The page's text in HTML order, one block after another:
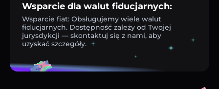
Wsparcie dla walut fiducjarnych:
Wsparcie fiat: Obsługujemy wiele walut
fiducjarnych. Dostępność zależy od Twojej
jurysdykcji — skontaktuj się z nami, aby
uzyskać szczegóły.